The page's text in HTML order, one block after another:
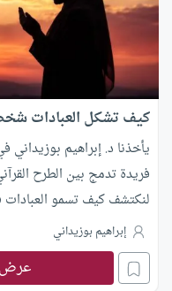
كيف تشكل العبادات
يأخذنا د. إبراهيم بوزيداني
فريدة تدمج بين الطرح
لنكتشف كيف تسمو العبادات
للتكاليف المفروضة من أجل
فكريا وعاطفيا وسلوكيا
إبراهيم بوزيداني
عرض